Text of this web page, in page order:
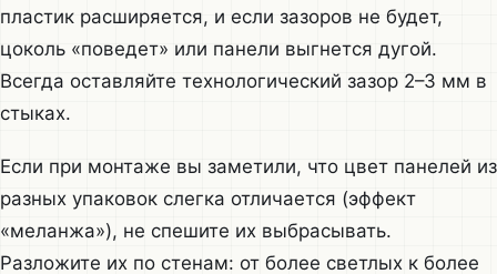
пластик расширяется, и если зазоров не будет,
цоколь «поведет» или панели выгнется дугой.
Всегда оставляйте технологический зазор 2–3 мм в
стыках.
Если при монтаже вы заметили, что цвет панелей из
разных упаковок слегка отличается (эффект
«меланжа»), не спешите их выбрасывать.
Разложите их по стенам: от более светлых к более